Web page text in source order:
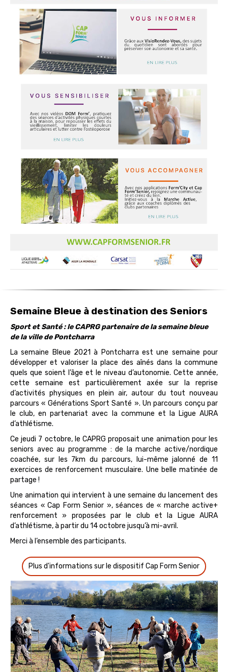
Semaine Bleue à destination des Seniors
Sport et Santé : le CAPRG partenaire de la semaine bleue
de la ville de Pontcharra
La semaine Bleue 2021 à Pontcharra est une semaine pour
développer et valoriser la place des aînés dans la commune
quels que soient l’âge et le niveau d’autonomie. Cette année,
cette semaine est particulièrement axée sur la reprise
d’activités physiques en plein air, autour du tout nouveau
parcours « Générations Sport Santé ». Un parcours conçu par
le club, en partenariat avec la commune et la Ligue AURA
d’athlétisme.
Ce jeudi 7 octobre, le CAPRG proposait une animation pour les
seniors avec au programme : de la marche active/nordique
coachée, sur les 7km du parcours, lui-même jalonné de 11
exercices de renforcement musculaire. Une belle matinée de
partage !
Une animation qui intervient à une semaine du lancement des
séances « Cap Form Senior », séances de « marche active+
renforcement » proposées par le club et la Ligue AURA
d’athlétisme, à partir du 14 octobre jusqu’à mi-avril.
Merci à l’ensemble des participants.
Plus d'informations sur le dispositif Cap Form Senior